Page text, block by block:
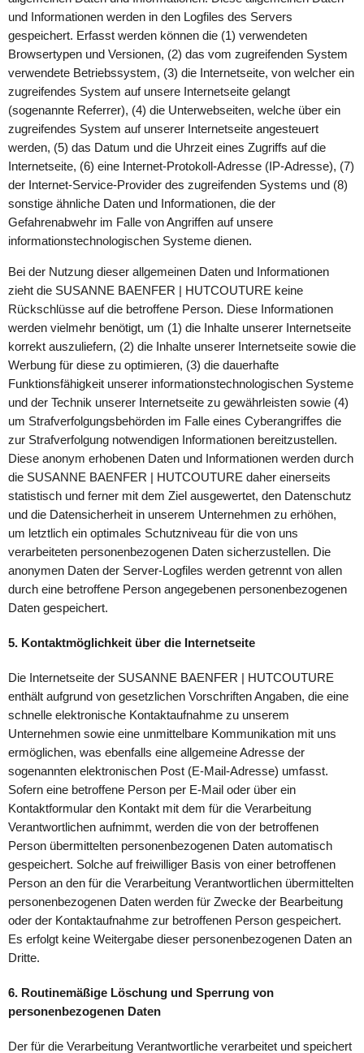
und Informationen werden in den Logfiles des Servers
gespeichert. Erfasst werden können die (1) verwendeten
Browsertypen und Versionen, (2) das vom zugreifenden System
verwendete Betriebssystem, (3) die Internetseite, von welcher ein
zugreifendes System auf unsere Internetseite gelangt
(sogenannte Referrer), (4) die Unterwebseiten, welche über ein
zugreifendes System auf unserer Internetseite angesteuert
werden, (5) das Datum und die Uhrzeit eines Zugriffs auf die
Internetseite, (6) eine Internet-Protokoll-Adresse (IP-Adresse), (7)
der Internet-Service-Provider des zugreifenden Systems und (8)
sonstige ähnliche Daten und Informationen, die der
Gefahrenabwehr im Falle von Angriffen auf unsere
informationstechnologischen Systeme dienen.
Bei der Nutzung dieser allgemeinen Daten und Informationen
zieht die SUSANNE BAENFER | HUTCOUTURE keine
Rückschlüsse auf die betroffene Person. Diese Informationen
werden vielmehr benötigt, um (1) die Inhalte unserer Internetseite
korrekt auszuliefern, (2) die Inhalte unserer Internetseite sowie die
Werbung für diese zu optimieren, (3) die dauerhafte
Funktionsfähigkeit unserer informationstechnologischen Systeme
und der Technik unserer Internetseite zu gewährleisten sowie (4)
um Strafverfolgungsbehörden im Falle eines Cyberangriffes die
zur Strafverfolgung notwendigen Informationen bereitzustellen.
Diese anonym erhobenen Daten und Informationen werden durch
die SUSANNE BAENFER | HUTCOUTURE daher einerseits
statistisch und ferner mit dem Ziel ausgewertet, den Datenschutz
und die Datensicherheit in unserem Unternehmen zu erhöhen,
um letztlich ein optimales Schutzniveau für die von uns
verarbeiteten personenbezogenen Daten sicherzustellen. Die
anonymen Daten der Server-Logfiles werden getrennt von allen
durch eine betroffene Person angegebenen personenbezogenen
Daten gespeichert.
5. Kontaktmöglichkeit über die Internetseite
Die Internetseite der SUSANNE BAENFER | HUTCOUTURE
enthält aufgrund von gesetzlichen Vorschriften Angaben, die eine
schnelle elektronische Kontaktaufnahme zu unserem
Unternehmen sowie eine unmittelbare Kommunikation mit uns
ermöglichen, was ebenfalls eine allgemeine Adresse der
sogenannten elektronischen Post (E-Mail-Adresse) umfasst.
Sofern eine betroffene Person per E-Mail oder über ein
Kontaktformular den Kontakt mit dem für die Verarbeitung
Verantwortlichen aufnimmt, werden die von der betroffenen
Person übermittelten personenbezogenen Daten automatisch
gespeichert. Solche auf freiwilliger Basis von einer betroffenen
Person an den für die Verarbeitung Verantwortlichen übermittelten
personenbezogenen Daten werden für Zwecke der Bearbeitung
oder der Kontaktaufnahme zur betroffenen Person gespeichert.
Es erfolgt keine Weitergabe dieser personenbezogenen Daten an
Dritte.
6. Routinemäßige Löschung und Sperrung von
personenbezogenen Daten
Der für die Verarbeitung Verantwortliche verarbeitet und speichert